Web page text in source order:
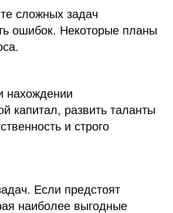
сложных задач
ошибок. Некоторые планы
нахождении
капитал, развить таланты
и строго
Если предстоят
наиболее выгодные